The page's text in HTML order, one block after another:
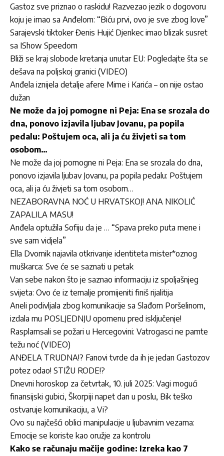
Gastoz sve priznao o raskidu! Razvezao jezik o dogovoru
koju je imao sa Anđelom: “Biću prvi, ovo je sve zbog love”
Sarajevski tiktoker Đenis Hujić Djenkec imao blizak susret
sa IShow Speedom
Bliži se kraj slobode kretanja unutar EU: Pogledajte šta se
dešava na poljskoj granici (VIDEO)
Anđela iznijela detalje afere Mime i Karića – on nije ostao
dužan
Ne može da joj pomogne ni Peja: Ena se srozala do
dna, ponovo izjavila ljubav Jovanu, pa popila
pedalu: Poštujem oca, ali ja ću živjeti sa tom
osobom…
Ne može da joj pomogne ni Peja: Ena se srozala do dna,
ponovo izjavila ljubav Jovanu, pa popila pedalu: Poštujem
oca, ali ja ću živjeti sa tom osobom…
NEZABORAVNA NOĆ U HRVATSKOJ! ANA NIKOLIĆ
ZAPALILA MASU!
Anđela optužila Sofiju da je … “Spava preko puta mene i
sve sam vidjela”
Ella Dvornik najavila otkrivanje identiteta mister*oznog
muškarca: Sve će se saznati u petak
Van sebe nakon što je saznao informaciju iz spoljašnjeg
svijeta: Ovo će iz temalje promijeniti finiš rijalitija
Aneli podivljala zbog komunikacije sa Slađom Poršelinom,
izdala mu POSLJEDNJU opomenu pred isključenje!
Rasplamsali se požari u Hercegovini: Vatrogasci ne pamte
težu noć (VIDEO)
ANĐELA TRUDNA!? Fanovi tvrde da ih je jedan Gastozov
potez odao! STIŽU RODE!?
Dnevni horoskop za četvrtak, 10. juli 2025: Vagi mogući
finansijski gubici, Škorpiji napet dan u poslu, Bik teško
ostvaruje komunikaciju, a Vi?
Ovo su najčešći oblici manipulacije u ljubavnim vezama:
Emocije se koriste kao oružje za kontrolu
Kako se računaju mačije godine: Izreka kao 7